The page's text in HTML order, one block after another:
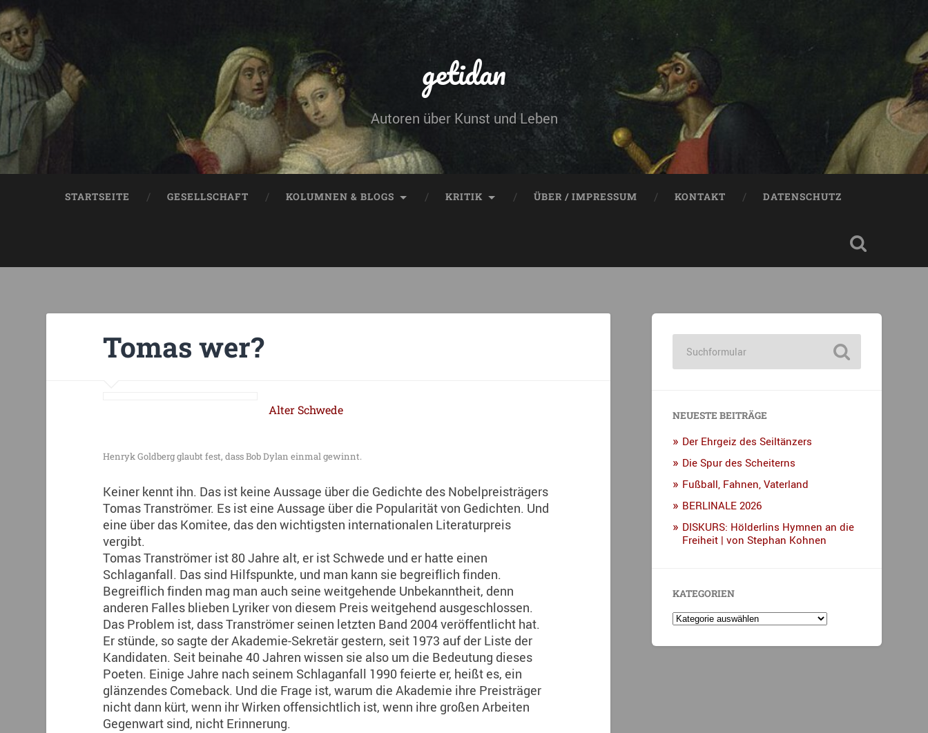
getidan
Autoren über Kunst und Leben
STARTSEITE GESELLSCHAFT KOLUMNEN & BLOGS KRITIK ÜBER / IMPRESSUM KONTAKT DATENSCHUTZ
Tomas wer?
Alter Schwede
Henryk Goldberg glaubt fest, dass Bob Dylan einmal gewinnt.
Keiner kennt ihn. Das ist keine Aussage über die Gedichte des Nobelpreisträgers
Tomas Tranströmer. Es ist eine Aussage über die Popularität von Gedichten. Und
eine über das Komitee, das den wichtigsten internationalen Literaturpreis
vergibt.
Tomas Tranströmer ist 80 Jahre alt, er ist Schwede und er hatte einen
Schlaganfall. Das sind Hilfspunkte, und man kann sie begreiflich finden.
Begreiflich finden mag man auch seine weitgehende Unbekanntheit, denn
anderen Falles blieben Lyriker von diesem Preis weitgehend ausgeschlossen.
Das Problem ist, dass Tranströmer seinen letzten Band 2004 veröffentlicht hat.
Er stünde, so sagte der Akademie-Sekretär gestern, seit 1973 auf der Liste der
Kandidaten. Seit beinahe 40 Jahren wissen sie also um die Bedeutung dieses
Poeten. Einige Jahre nach seinem Schlaganfall 1990 feierte er, heißt es, ein
glänzendes Comeback. Und die Frage ist, warum die Akademie ihre Preisträger
nicht dann kürt, wenn ihr Wirken offensichtlich ist, wenn ihre großen Arbeiten
Gegenwart sind, nicht Erinnerung.
NEUESTE BEITRÄGE
Der Ehrgeiz des Seiltänzers
Die Spur des Scheiterns
Fußball, Fahnen, Vaterland
BERLINALE 2026
DISKURS: Hölderlins Hymnen an die
Freiheit | von Stephan Kohnen
KATEGORIEN